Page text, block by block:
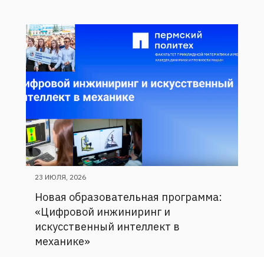
23 ИЮЛЯ, 2026
Новая образовательная программа:
«Цифровой инжиниринг и
искусственный интеллект в
механике»